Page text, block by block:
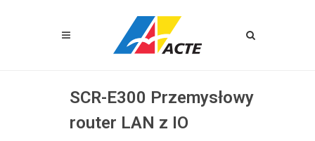
SCR-E300 Przemysłowy
router LAN z IO